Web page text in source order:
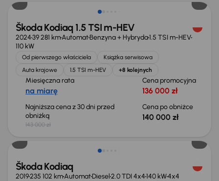
Škoda Kodiaq 1.5 TSI m-HEV
202439 281 kmAutomatBenzyna + Hybryda1.5 TSI m-HEV
110 kW
Od pierwszego właściciela
Książka serwisowa
Auta krajowe
1.5 TSI m-HEV +8 kolejnych
Miesięczna rata
na miarę
Cena promocyjna
136 000 zł
Najniższa cena z 30 dni przed
obniżką
143 000 zł
Cena po obniżce
140 000 zł
Możliwość odliczenia VAT
Škoda Kodiaq
2019235 102 kmAutomatDiesel2.0 TDI 4x4140 kW4x4